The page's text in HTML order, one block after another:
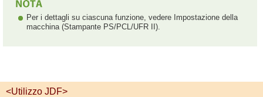
Per i dettagli su ciascuna funzione, vedere Impostazione della
macchina (Stampante PS/PCL/UFR II).
<Utilizzo JDF>